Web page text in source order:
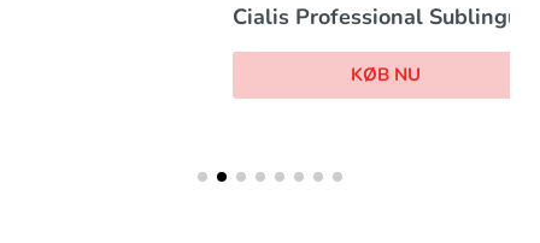
Cialis Professional Sublingual